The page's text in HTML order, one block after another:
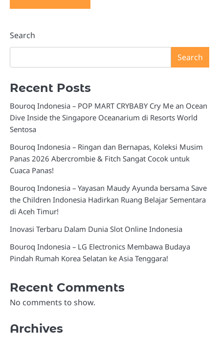
Search
Search
Recent Posts
Bouroq Indonesia – POP MART CRYBABY Cry Me an Ocean
Dive Inside the Singapore Oceanarium di Resorts World
Sentosa
Bouroq Indonesia – Ringan dan Bernapas, Koleksi Musim
Panas 2026 Abercrombie & Fitch Sangat Cocok untuk
Cuaca Panas!
Bouroq Indonesia – Yayasan Maudy Ayunda bersama Save
the Children Indonesia Hadirkan Ruang Belajar Sementara
di Aceh Timur!
Inovasi Terbaru Dalam Dunia Slot Online Indonesia
Bouroq Indonesia – LG Electronics Membawa Budaya
Pindah Rumah Korea Selatan ke Asia Tenggara!
Recent Comments
No comments to show.
Archives